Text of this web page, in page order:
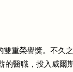
重榮譽獎。不久
的醫職，投入威爾